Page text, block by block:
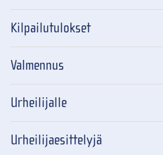
Kilpailutulokset
Valmennus
Urheilijalle
Urheilijaesittelyjä